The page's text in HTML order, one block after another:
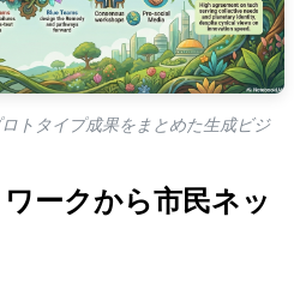
トタイプ成果をまとめた生成ビジ
ークから市民ネッ